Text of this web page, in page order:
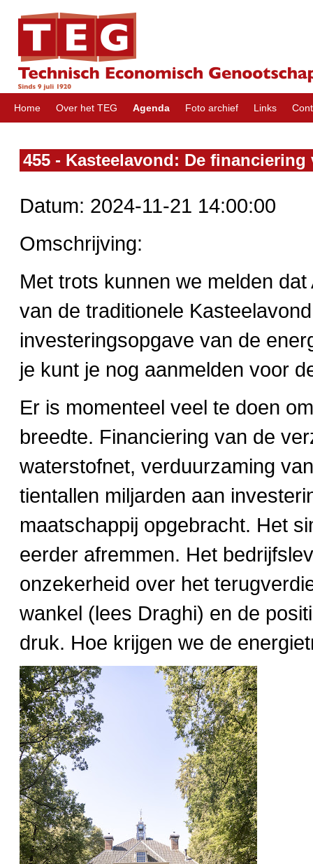
Home Over het TEG Agenda Foto archief Links
455 - Kasteelavond: De
Datum: 2024-11-21 14:00:00
Omschrijving:
Met trots kunnen we melden
van de traditionele
investeringsopgave van de
je kunt je nog aanmelden voor
Er is momenteel veel te doen
breedte. Financiering van de
waterstofnet, verduurzaming
tientallen miljarden aan
maatschappij opgebracht. Het
eerder afremmen. Het
onzekerheid over het
wankel (lees Draghi) en de
druk. Hoe krijgen we de